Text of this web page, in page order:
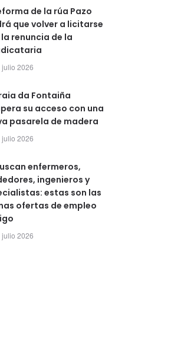
de la rúa Pazo
que volver a licitarse
renuncia de la
julio 2026
da Fontaiña
su acceso con una
pasarela de madera
julio 2026
enfermeros,
ingenieros y
estas son las
ofertas de empleo
julio 2026